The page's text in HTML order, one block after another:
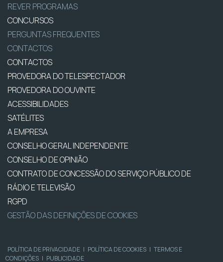
REVER PROGRAMAS
CONCURSOS
PERGUNTAS FREQUENTES
CONTACTOS
CONTACTOS
PROVEDORA DO TELESPECTADOR
PROVEDORA DO OUVINTE
ACESSIBILIDADES
SATÉLITES
A EMPRESA
CONSELHO GERAL INDEPENDENTE
CONSELHO DE OPINIÃO
CONTRATO DE CONCESSÃO DO SERVIÇO PÚBLICO DE
RÁDIO E TELEVISÃO
RGPD
GESTÃO DAS DEFINIÇÕES DE COOKIES
POLÍTICA DE PRIVACIDADE | POLÍTICA DE COOKIES | TERMOS E
CONDIÇÕES | PUBLICIDADE